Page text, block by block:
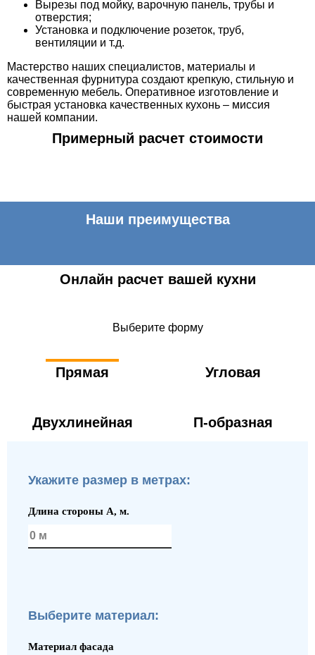
Вырезы под мойку, варочную панель, трубы и
отверстия;
Установка и подключение розеток, труб,
вентиляции и т.д.
Мастерство наших специалистов, материалы и
качественная фурнитура создают крепкую, стильную и
современную мебель. Оперативное изготовление и
быстрая установка качественных кухонь – миссия
нашей компании.
Примерный расчет стоимости
Наши преимущества
Онлайн расчет вашей кухни
Выберите форму
Прямая Угловая
Двухлинейная П-образная
Укажите размер в метрах:
Длина стороны A, м.
Выберите материал:
Материал фасада